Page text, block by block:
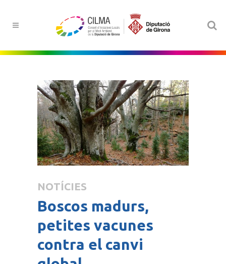
NOTÍCIES
Boscos madurs,
petites vacunes
contra el canvi